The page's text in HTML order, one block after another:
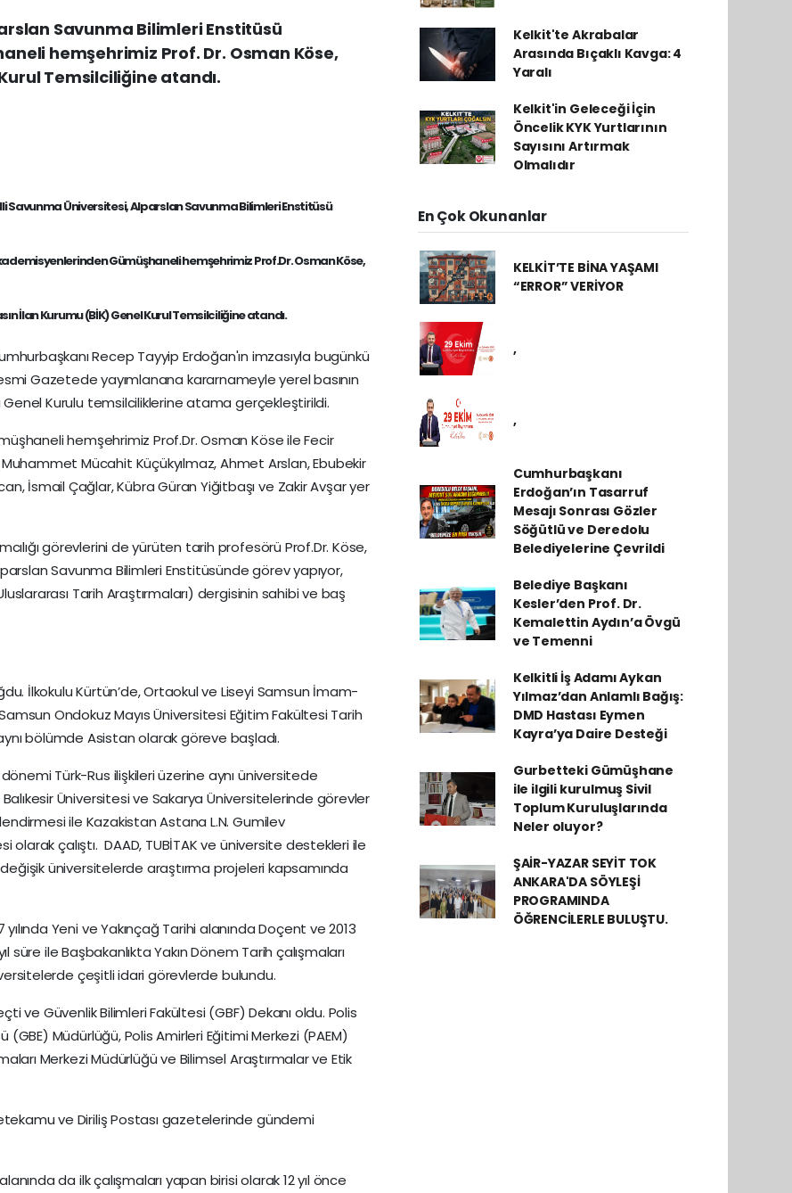
Savunma Bilimleri Enstitüsü
hemşehrimiz Prof. Dr. Osman Köse,
Temsilciliğine atandı.
Savunma Üniversitesi, Alparslan Savunma Bilimleri Enstitüsü
Gümüşhaneli hemşehrimiz Prof.Dr. Osman Köse,
İlan Kurumu (BİK) Genel Kurul Temsilciliğine atandı.
Recep Tayyip Erdoğan'ın imzasıyla bugünkü
Gazetede yayımlanana kararnameyle yerel basının
Genel Kurulu temsilciliklerine atama gerçekleştirildi.
hemşehrimiz Prof.Dr. Osman Köse ile Fecir
Mücahit Küçükyılmaz, Ahmet Arslan, Ebubekir
İsmail Çağlar, Kübra Güran Yiğitbaşı ve Zakir Avşar yer
görevlerini de yürüten tarih profesörü Prof.Dr. Köse,
Savunma Bilimleri Enstitüsünde görev yapıyor,
Tarih Araştırmaları) dergisinin sahibi ve baş
İlkokulu Kürtün’de, Ortaokul ve Liseyi Samsun İmam-
Ondokuz Mayıs Üniversitesi Eğitim Fakültesi Tarih
bölümde Asistan olarak göreve başladı.
Türk-Rus ilişkileri üzerine aynı üniversitede
Üniversitesi ve Sakarya Üniversitelerinde görevler
ile Kazakistan Astana L.N. Gumilev
olarak çalıştı. DAAD, TUBİTAK ve üniversite destekleri ile
üniversitelerde araştırma projeleri kapsamında
yılında Yeni ve Yakınçağ Tarihi alanında Doçent ve 2013
süre ile Başbakanlıkta Yakın Dönem Tarih çalışmaları
çeşitli idari görevlerde bulundu.
ve Güvenlik Bilimleri Fakültesi (GBF) Dekanı oldu. Polis
Müdürlüğü, Polis Amirleri Eğitimi Merkezi (PAEM)
Merkezi Müdürlüğü ve Bilimsel Araştırmalar ve Etik
ve Diriliş Postası gazetelerinde gündemi
da ilk çalışmaları yapan birisi olarak 12 yıl önce
Kelkit'te Akrabalar
Arasında Bıçaklı Kavga: 4
Yaralı
Kelkit'in Geleceği İçin
Öncelik KYK Yurtlarının
Sayısını Artırmak
Olmalıdır
En Çok Okunanlar
KELKİT’TE BİNA YAŞAMI
“ERROR” VERİYOR
,
,
Cumhurbaşkanı
Erdoğan’ın Tasarruf
Mesajı Sonrası Gözler
Söğütlü ve Deredolu
Belediyelerine Çevrildi
Belediye Başkanı
Kesler’den Prof. Dr.
Kemalettin Aydın’a Övgü
ve Temenni
Kelkitli İş Adamı Aykan
Yılmaz’dan Anlamlı Bağış:
DMD Hastası Eymen
Kayra’ya Daire Desteği
Gurbetteki Gümüşhane
ile ilgili kurulmuş Sivil
Toplum Kuruluşlarında
Neler oluyor?
ŞAİR-YAZAR SEYİT TOK
ANKARA'DA SÖYLEŞİ
PROGRAMINDA
ÖĞRENCİLERLE BULUŞTU.